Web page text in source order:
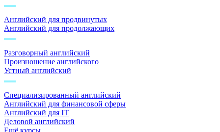
Английский для продвинутых
Английский для продолжающих
Разговорный английский
Произношение английского
Устный английский
Специализированный английский
Английский для финансовой сферы
Английский для IT
Деловой английский